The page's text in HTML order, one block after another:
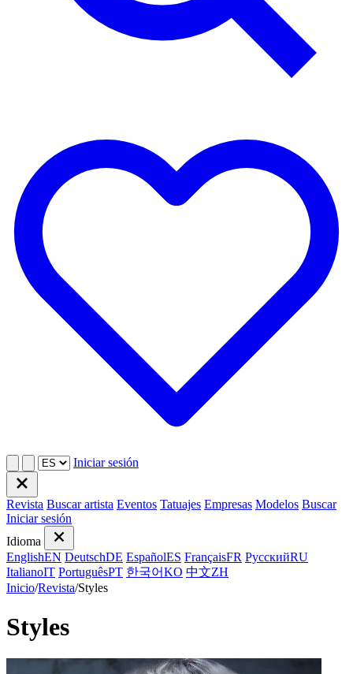
Iniciar sesión
Revista Buscar artista Eventos Tatuajes Empresas Modelos Buscar
Iniciar sesión
Idioma
EnglishEN DeutschDE EspañolES FrançaisFR РусскийRU
ItalianoIT PortuguêsPT 한국어KO 中文ZH
Inicio/Revista/Styles
Styles